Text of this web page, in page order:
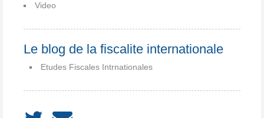
Video
Le blog de la fiscalite internationale
Etudes Fiscales Intrnationales